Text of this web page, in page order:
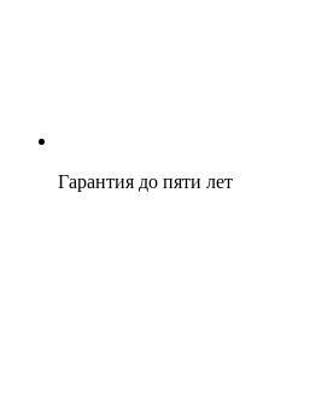
Гарантия до пяти лет